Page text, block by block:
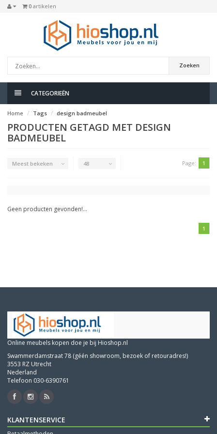
0 artikelen
Zoeken
CATEGORIEËN
Home Tags design badmeubel
PRODUCTEN GETAGD MET DESIGN
BADMEUBEL
Meest bekeken 48 Page: 1
Geen producten gevonden!...
1
Online meubels kopen doe je bij Hioshop.nl
Swammerdamstraat 78 (géén showroom, bezoek of retouradres!)
3553 RZ Utrecht
Nederland
Telefoon 030-6390761
KLANTENSERVICE